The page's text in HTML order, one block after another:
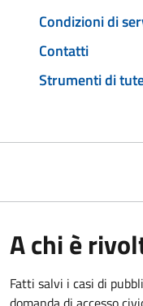
Condizioni di
Contatti
Strumenti di
A chi è
Fatti salvi i casi di